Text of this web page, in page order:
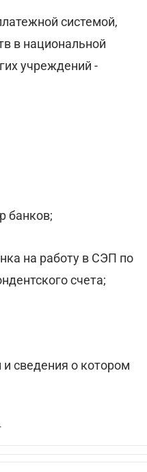
системой,
в национальной
учреждений -
банков;
на работу в СЭП по
счета;
сведения о котором
платежей